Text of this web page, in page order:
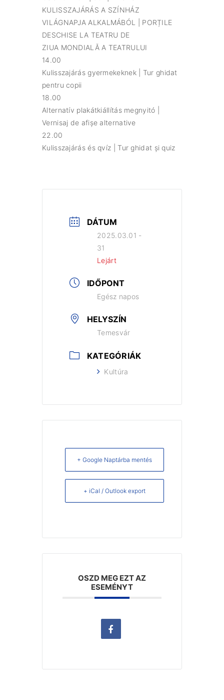
KULISSZAJÁRÁS A SZÍNHÁZ
VILÁGNAPJA ALKALMÁBÓL | PORȚILE
DESCHISE LA TEATRU DE
ZIUA MONDIALĂ A TEATRULUI
14.00
Kulisszajárás gyermekeknek | Tur ghidat
pentru copii
18.00
Alternatív plakátkiállítás megnyitó |
Vernisaj de afișe alternative
22.00
Kulisszajárás és qvíz | Tur ghidat și quiz
DÁTUM
2025.03.01 -
31
Lejárt
IDŐPONT
Egész napos
HELYSZÍN
Temesvár
KATEGÓRIÁK
Kultúra
+ Google Naptárba mentés
+ iCal / Outlook export
OSZD MEG EZT AZ
ESEMÉNYT